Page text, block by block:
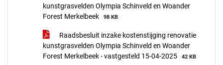
kunstgrasvelden Olympia Schinveld en Woander
Forest Merkelbeek
98 KB
Raadsbesluit inzake kostenstijging renovatie
kunstgrasvelden Olympia Schinveld en Woander
Forest Merkelbeek - vastgesteld 15-04-2025
42 KB